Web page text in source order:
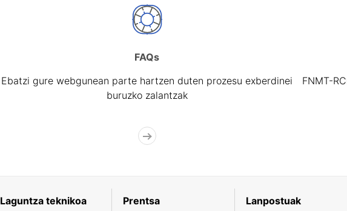
FAQs
Ebatzi gure webgunean parte hartzen duten prozesu exberdinei
buruzko zalantzak
FNMT-
Laguntza teknikoa Prentsa Lanpostuak